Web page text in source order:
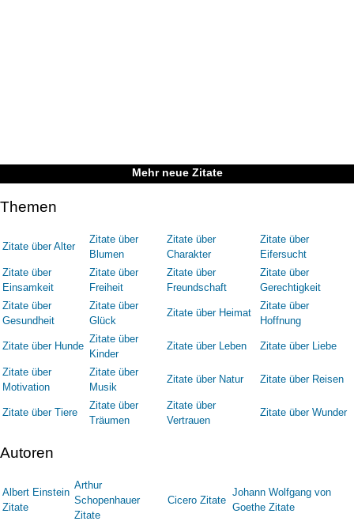
Mehr neue Zitate
Themen
Zitate über Alter
Zitate über
Blumen
Zitate über
Charakter
Zitate über
Eifersucht
Zitate über
Einsamkeit
Zitate über
Freiheit
Zitate über
Freundschaft
Zitate über
Gerechtigkeit
Zitate über
Gesundheit
Zitate über
Glück
Zitate über Heimat
Zitate über
Hoffnung
Zitate über Hunde
Zitate über
Kinder
Zitate über Leben Zitate über Liebe
Zitate über
Motivation
Zitate über
Musik
Zitate über Natur Zitate über Reisen
Zitate über Tiere
Zitate über
Träumen
Zitate über
Vertrauen
Zitate über Wunder
Autoren
Albert Einstein
Zitate
Arthur
Schopenhauer
Zitate
Cicero Zitate
Johann Wolfgang von
Goethe Zitate